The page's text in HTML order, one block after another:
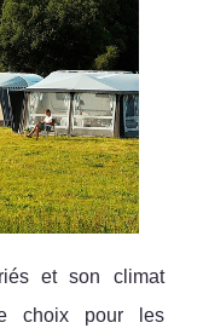
et son climat
choix pour les